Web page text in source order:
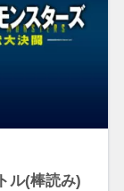
ル(棒読み)